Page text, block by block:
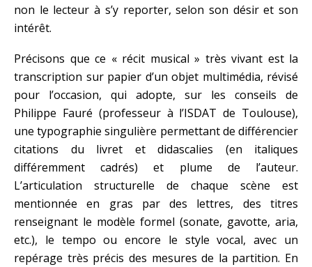
non le lecteur à s’y reporter, selon son désir et son
intérêt.
Précisons que ce « récit musical » très vivant est la
transcription sur papier d’un objet multimédia, révisé
pour l’occasion, qui adopte, sur les conseils de
Philippe Fauré (professeur à l’ISDAT de Toulouse),
une typographie singulière permettant de différencier
citations du livret et didascalies (en italiques
différemment cadrés) et plume de l’auteur.
L’articulation structurelle de chaque scène est
mentionnée en gras par des lettres, des titres
renseignant le modèle formel (sonate, gavotte, aria,
etc.), le tempo ou encore le style vocal, avec un
repérage très précis des mesures de la partition. En